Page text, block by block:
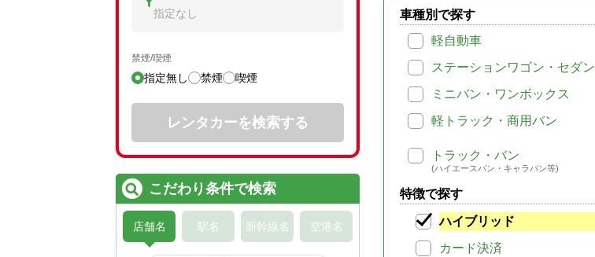
車種別で探す
軽自動車
ステーションワゴン・セダン
ミニバン・ワンボックス
軽トラック・商用バン
トラック・バン
(ハイエースバン・キャラバン等)
特徴で探す
ハイブリッド
カード決済
指定なし
禁煙/喫煙
指定無し 禁煙 喫煙
レンタカーを検索する
こだわり条件で検索
店舗名 駅名 新幹線名 空港名